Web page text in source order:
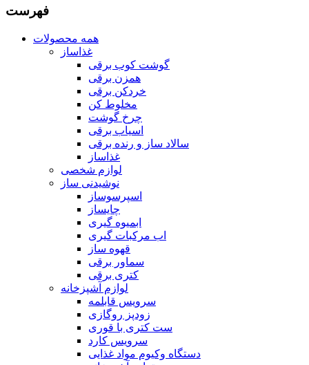
فهرست
همه محصولات
غذاساز
گوشت کوب برقی
همزن برقی
خردکن برقی
مخلوط کن
چرخ گوشت
اسیاب برقی
سالاد ساز و رنده برقی
غذاساز
لوازم شخصی
نوشیدنی ساز
اسپرسوساز
چایساز
ابمیوه گیری
اب مرکبات گیری
قهوه ساز
سماور برقی
کتری برقی
لوازم آشپزخانه
سرویس قابلمه
زودپز روگازی
ست کتری با قوری
سرویس کارد
دستگاه وکیوم مواد غذایی